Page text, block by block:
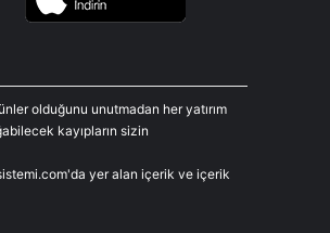
olduğunu unutmadan her yatırım
kayıpların sizin
yer alan içerik ve içerik